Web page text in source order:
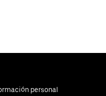
personal